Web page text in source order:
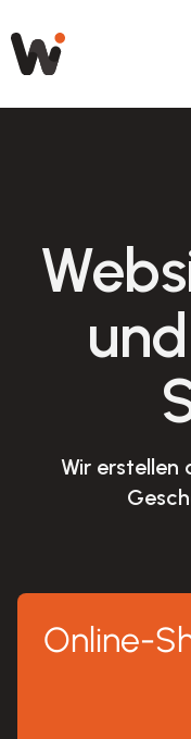
Wir erstellen
Online-